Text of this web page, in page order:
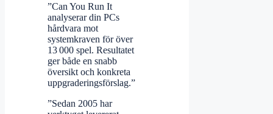
”Can You Run It
analyserar din PCs
hårdvara mot
systemkraven för över
13 000 spel. Resultatet
ger både en snabb
översikt och konkreta
uppgraderingsförslag.”
”Sedan 2005 har